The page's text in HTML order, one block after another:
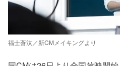
福士蒼汰／新CMメイキングより